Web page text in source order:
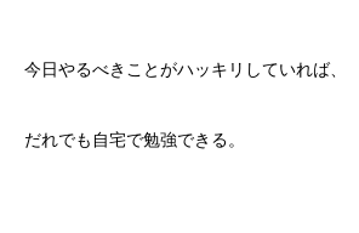
今日やるべきことがハッキリしていれば、
だれでも自宅で勉強できる。